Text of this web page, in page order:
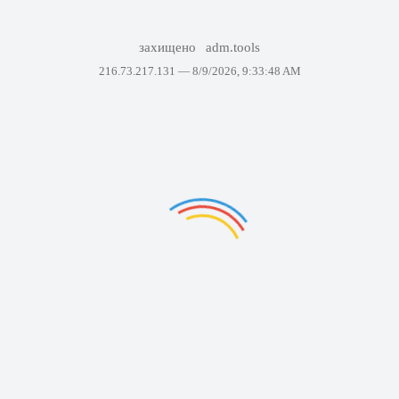
захищено adm.tools
216.73.217.131 — 8/9/2026, 9:33:48 AM